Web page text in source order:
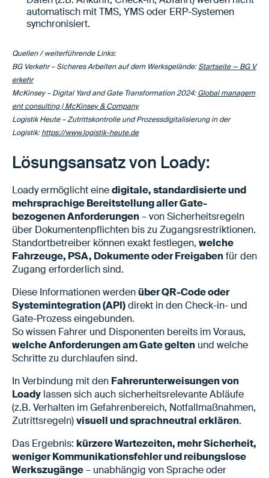
automatisch mit TMS, YMS oder ERP-Systemen
synchronisiert.
Quellen / weiterführende Links:
BG Verkehr – Sicheres Arbeiten auf dem Werksgelände:Startseite — BG V
erkehr
McKinsey – Digital Yard and Gate Transformation 2024:Global managem
ent consulting | McKinsey & Company
Logistik Heute – Zutrittskontrolle und Prozessdigitalisierung in der
Logistik:https://www.logistik-heute.de
Lösungsansatz von Loady:
Loady ermöglicht einedigitale, standardisierte und
mehrsprachige Bereitstellung aller Gate-
bezogenen Anforderungen– von Sicherheitsregeln
über Dokumentenpflichten bis zu Zugangsrestriktionen.
Standortbetreiber können exakt festlegen, welche
Fahrzeuge, PSA, Dokumente oder Freigabenfür den
Zugang erforderlich sind.
Diese Informationen werdenüber QR-Code oder
Systemintegration (API)direkt in den Check-in- und
Gate-Prozess eingebunden.
So wissen Fahrer und Disponenten bereits im Voraus,
welche Anforderungen am Gate gelten und welche
Schritte zu durchlaufen sind.
In Verbindung mit den Fahrerunterweisungen von
Loady lassen sich auch sicherheitsrelevante Abläufe
(z.B. Verhalten im Gefahrenbereich, Notfallmaßnahmen,
Zutrittsregeln)visuell und sprachneutral erklären.
Das Ergebnis: kürzere Wartezeiten, mehr Sicherheit,
weniger Kommunikationsfehler und reibungslose
Werkszugänge– unabhängig von Sprache oder